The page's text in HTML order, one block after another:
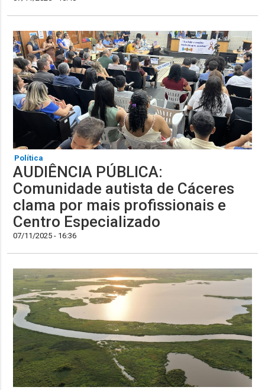
Política
AUDIÊNCIA PÚBLICA:
Comunidade autista de Cáceres
clama por mais profissionais e
Centro Especializado
07/11/2025 - 16:36